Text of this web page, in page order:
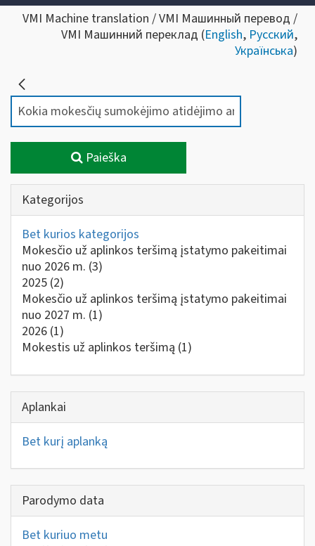
VMI Machine translation / VMI Машинный перевод /
VMI Машинний переклад (English, Русский,
Українська)
Paieška
Kategorijos
Bet kurios kategorijos
Mokesčio už aplinkos teršimą įstatymo pakeitimai
nuo 2026 m. (3)
2025 (2)
Mokesčio už aplinkos teršimą įstatymo pakeitimai
nuo 2027 m. (1)
2026 (1)
Mokestis už aplinkos teršimą (1)
Aplankai
Bet kurį aplanką
Parodymo data
Bet kuriuo metu